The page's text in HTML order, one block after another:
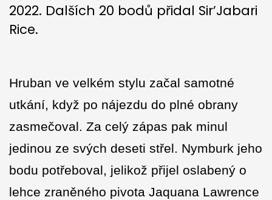
2022. Dalších 20 bodů přidal Sir’Jabari
Rice.
Hruban ve velkém stylu začal samotné
utkání, když po nájezdu do plné obrany
zasmečoval. Za celý zápas pak minul
jedinou ze svých deseti střel. Nymburk jeho
bodu potřeboval, jelikož přijel oslabený o
lehce zraněného pivota Jaquana Lawrence